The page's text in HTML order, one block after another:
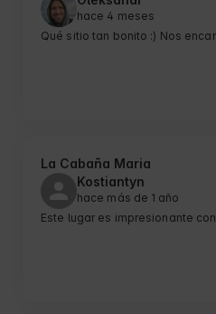
hace 4 meses
Qué sitio tan bonito :) Nos
La Cabaña Maria
Kostiantyn
hace más de 1 año
Este lugar es impresionante